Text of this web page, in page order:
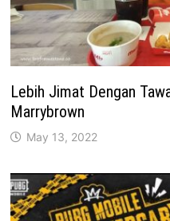
Lebih Jimat Dengan
Marrybrown
May 13, 2022